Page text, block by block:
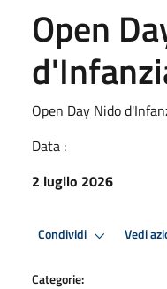
Open
Open Day Nido
Data :
2 luglio 2026
Condividi Vedi
Categorie: